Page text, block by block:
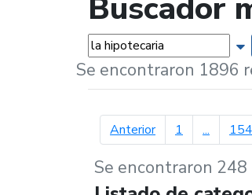
Buscador
Palabras...
Se encontraron 1896
Anteriorpágina anterior
1 ... 154
Se encontraron